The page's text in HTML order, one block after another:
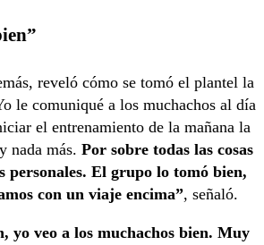
reveló cómo se tomó el plantel la
le comuniqué a los muchachos al día
el entrenamiento de la mañana la
nada más. Por sobre todas las cosas
personales. El grupo lo tomó bien,
con un viaje encima”, señaló.
yo veo a los muchachos bien. Muy